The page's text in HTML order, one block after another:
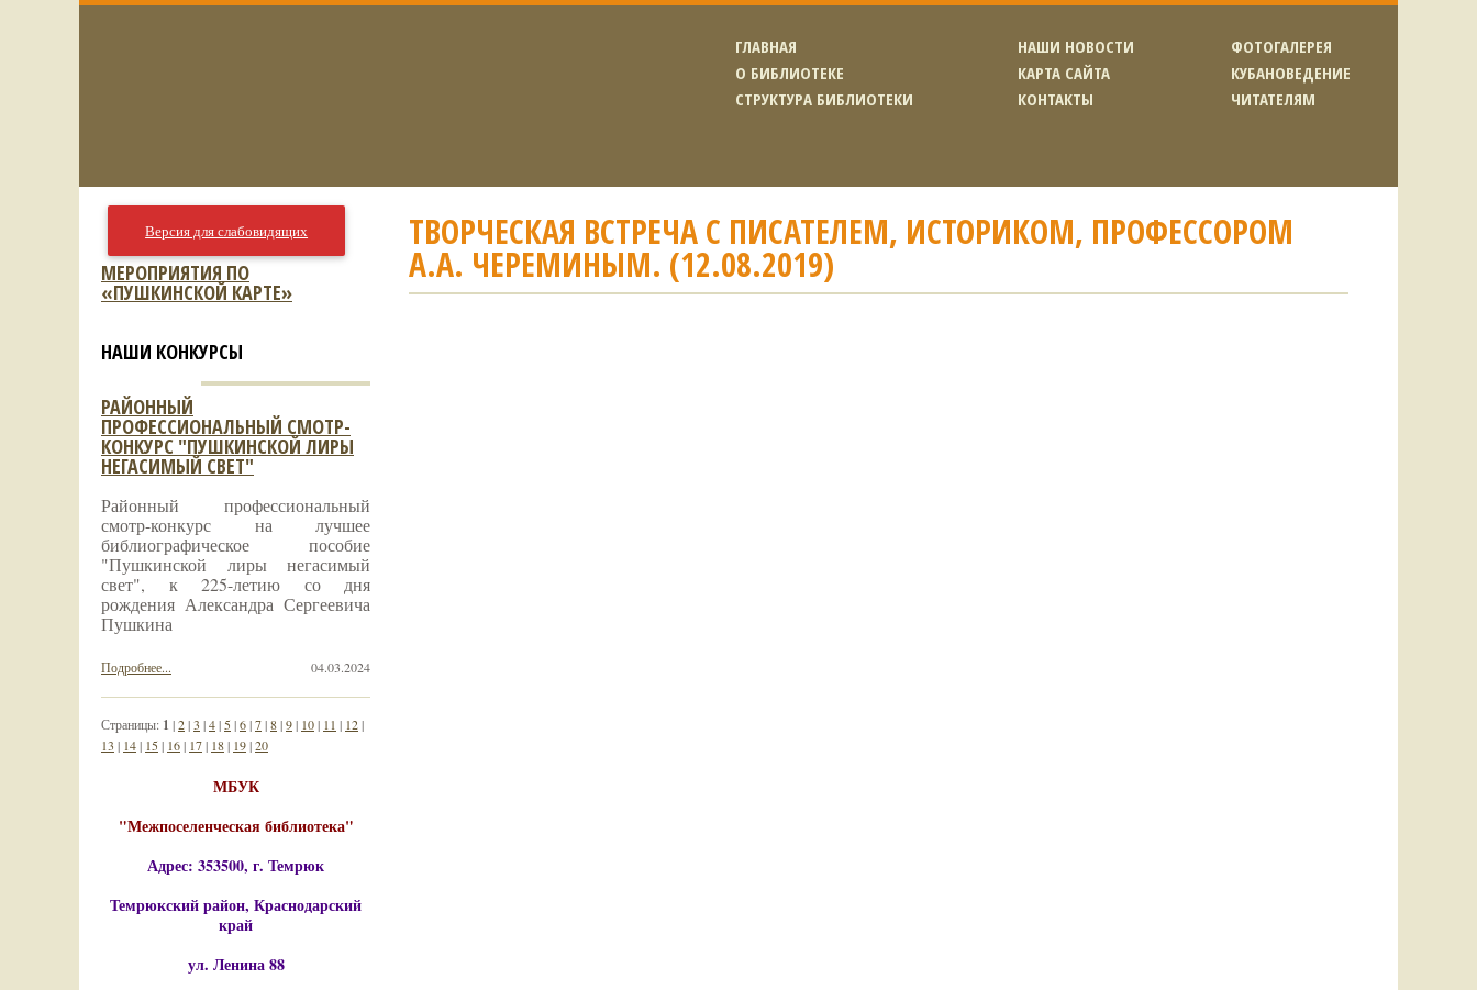
ГЛАВНАЯ
О БИБЛИОТЕКЕ
СТРУКТУРА БИБЛИОТЕКИ
НАШИ НОВОСТИ
КАРТА САЙТА
КОНТАКТЫ
ФОТОГАЛЕРЕЯ
КУБАНОВЕДЕНИЕ
ЧИТАТЕЛЯМ
ТВОРЧЕСКАЯ ВСТРЕЧА С ПИСАТЕЛЕМ, ИСТОРИКОМ, ПРОФЕССОРОМ
А.А. ЧЕРЕМИНЫМ. (12.08.2019)
Версия для слабовидящих
МЕРОПРИЯТИЯ ПО
«ПУШКИНСКОЙ КАРТЕ»
НАШИ КОНКУРСЫ
РАЙОННЫЙ
ПРОФЕССИОНАЛЬНЫЙ СМОТР-
КОНКУРС "ПУШКИНСКОЙ ЛИРЫ
НЕГАСИМЫЙ СВЕТ"
Районный профессиональный
смотр-конкурс на лучшее
библиографическое пособие
"Пушкинской лиры негасимый
свет", к 225-летию со дня
рождения Александра Сергеевича
Пушкина
04.03.2024
Подробнее...
Страницы: 1 |2|3 |4| 5|6|7|8|9| 10| 11 | 12|
13 | 14| 15| 16| 17| 18| 19|20
МБУК
"Межпоселенческая библиотека"
Адрес: 353500, г. Темрюк
Темрюкский район, Краснодарский
край
ул. Ленина 88